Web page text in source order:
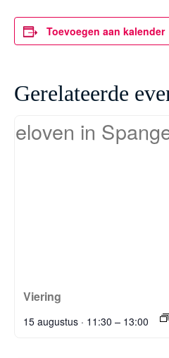
Toevoegen aan kalender
Gerelateerde
Viering
15 augustus · 11:30 – 13:00